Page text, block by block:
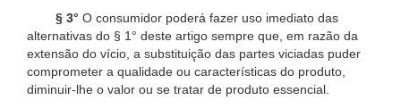
§ 3° O consumidor poderá fazer uso imediato das
alternativas do § 1° deste artigo sempre que, em razão da
extensão do vício, a substituição das partes viciadas puder
comprometer a qualidade ou características do produto,
diminuir-lhe o valor ou se tratar de produto essencial.